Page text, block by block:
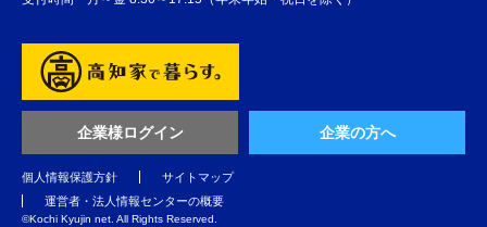
企業様ログイン 企業の方へ
個人情報保護方針
サイトマップ
運営者・法人情報センターの概要
©️Kochi Kyujin net. All Rights Reserved.